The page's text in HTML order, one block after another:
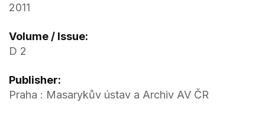
2011
Volume / Issue:
D 2
Publisher:
Praha : Masarykův ústav a Archiv AV ČR